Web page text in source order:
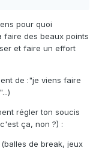
pour quoi
faire des beaux points
et faire un effort
de :"je viens faire
régler ton soucis
ça, non ?) :
de break, jeux